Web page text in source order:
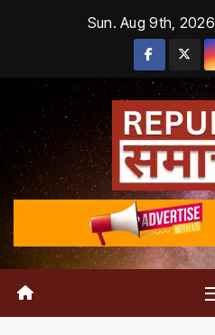
Sun. Aug 9th, 2026